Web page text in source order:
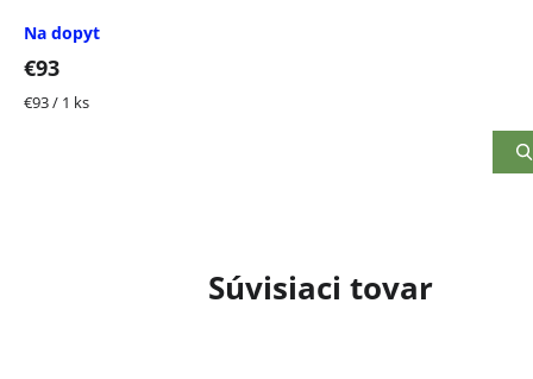
Súvisiaci tovar
Na dopyt
€93
Jednotková
€93 / 1 ks